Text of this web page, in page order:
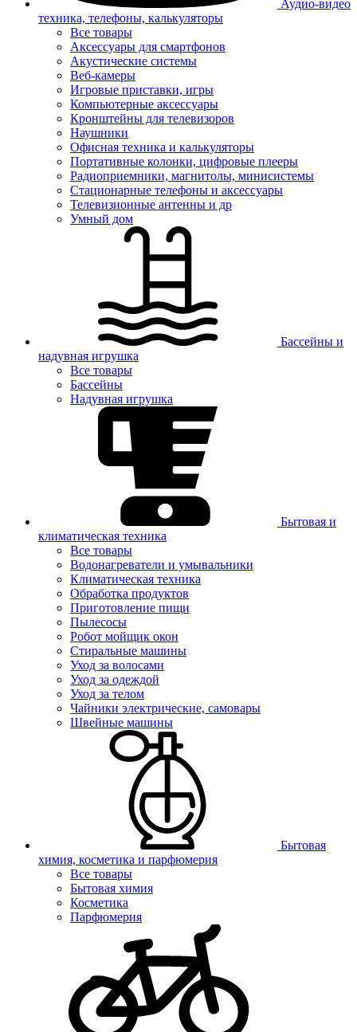
Аудио-видео
техника, телефоны, калькуляторы
Все товары
Аксессуары для смартфонов
Акустические системы
Веб-камеры
Игровые приставки, игры
Компьютерные аксессуары
Кронштейны для телевизоров
Наушники
Офисная техника и калькуляторы
Портативные колонки, цифровые плееры
Радиоприемники, магнитолы, минисистемы
Стационарные телефоны и аксессуары
Телевизионные антенны и др
Умный дом
Бассейны и
надувная игрушка
Все товары
Бассейны
Надувная игрушка
Бытовая и
климатическая техника
Все товары
Водонагреватели и умывальники
Климатическая техника
Обработка продуктов
Приготовление пищи
Пылесосы
Робот мойщик окон
Стиральные машины
Уход за волосами
Уход за одеждой
Уход за телом
Чайники электрические, самовары
Швейные машины
Бытовая
химия, косметика и парфюмерия
Все товары
Бытовая химия
Косметика
Парфюмерия